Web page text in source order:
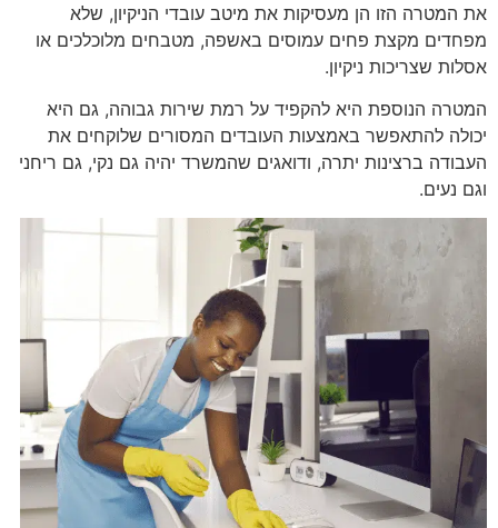
את המטרה הזו הן מעסיקות את מיטב עובדי הניקיון, שלא
מפחדים מקצת פחים עמוסים באשפה, מטבחים מלוכלכים או
אסלות שצריכות ניקיון.
המטרה הנוספת היא להקפיד על רמת שירות גבוהה, גם היא
יכולה להתאפשר באמצעות העובדים המסורים שלוקחים את
העבודה ברצינות יתרה, ודואגים שהמשרד יהיה גם נקי, גם ריחני
וגם נעים.